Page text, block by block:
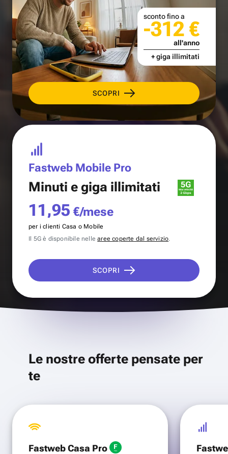
SCOPRI
sconto fino a
-312 €
all'anno
+ giga illimitati
Fastweb Mobile Pro
Minuti e giga illimitati
11,95 €/mese
per i clienti Casa o Mobile
Il 5G è disponibile nellearee coperte dal servizio.
SCOPRI
Le nostre offerte pensate per
te
Fastweb Casa Pro